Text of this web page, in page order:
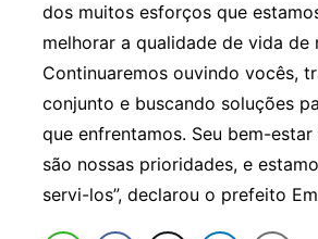
dos muitos esforços que
melhorar a qualidade de vida de
Continuaremos ouvindo vocês,
conjunto e buscando soluções
que enfrentamos. Seu bem-
são nossas prioridades, e
servi-los”, declarou o prefeito